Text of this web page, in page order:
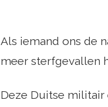
Als iemand ons de
meer sterfgevallen
Deze Duitse